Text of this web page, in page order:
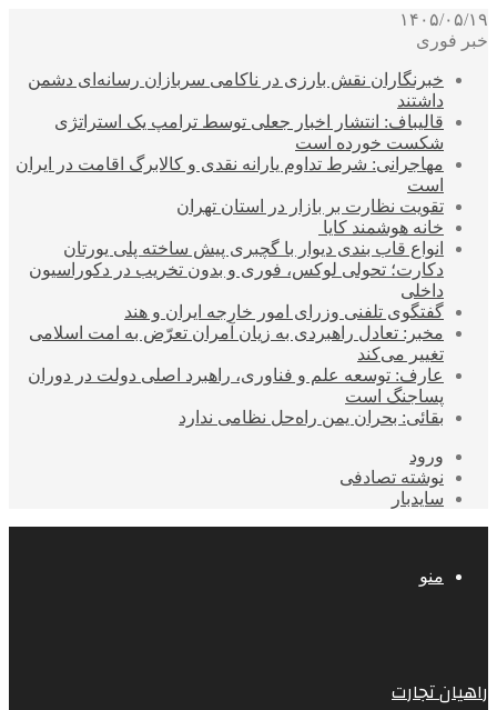
۱۴۰۵/۰۵/۱۹
خبر فوری
خبرنگاران نقش بارزی در ناکامی سربازان رسانه‌ای دشمن
داشتند
قالیباف: انتشار اخبار جعلی توسط ترامپ یک استراتژی
شکست خورده است
مهاجرانی: شرط تداوم یارانه نقدی و کالابرگ اقامت در ایران
است
تقویت نظارت بر بازار در استان تهران
خانه هوشمند کایا
انواع قاب بندی دیوار با گچبری پیش ساخته پلی یورتان
دکارت؛ تحولی لوکس، فوری و بدون تخریب در دکوراسیون
داخلی
گفتگوی تلفنی وزرای امور خارجه ایران و هند
مخبر: تعادل راهبردی به زیان آمران تعرّض به امت اسلامی
تغییر می‌کند
عارف: توسعه علم و فناوری، راهبرد اصلی دولت در دوران
پساجنگ است
بقائی: بحران یمن راه‌حل نظامی ندارد
ورود
نوشته تصادفی
سایدبار
منو
راهیان تجارت